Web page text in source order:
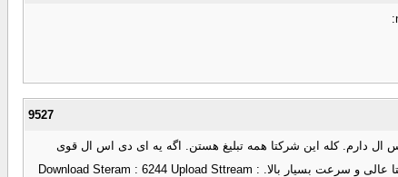
9527
استفاده می کنم. از زمانی که دیال آپ با اسپید 2 کیلوبایت بود تا حالا که ای دی اس ال دارم. کله این شرکتا همه تبلیغ هستن. اگه یه ای دی اس ال قوی
میخاین با امکانات زیاد و پشتیبانی قوی و بدون قطعی آسیاتک رو معرفی میکنم.3 ساله آسیاتک دارم در کل 2 با قطعی داشتم اونم به خاطر مخابرات بود . پینگ نسبتا عالی و سرعت بسیار بالا. Download Steram : 6244 Upload Sttream :